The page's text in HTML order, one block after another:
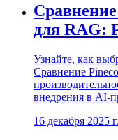
для RAG:
Узнайте, как
Сравнение
внедрения в AI-
16 декабря 2025 г.